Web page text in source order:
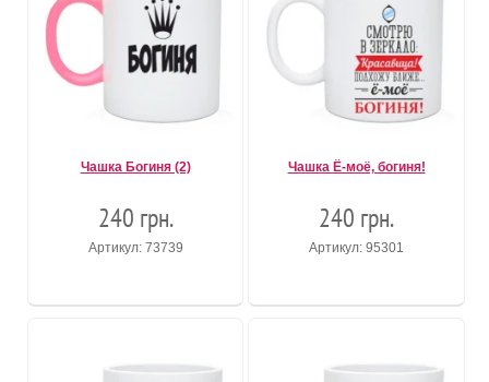
Чашка Богиня (2)
240 грн.
Артикул: 73739
Чашка Ё-моё, богиня!
240 грн.
Артикул: 95301